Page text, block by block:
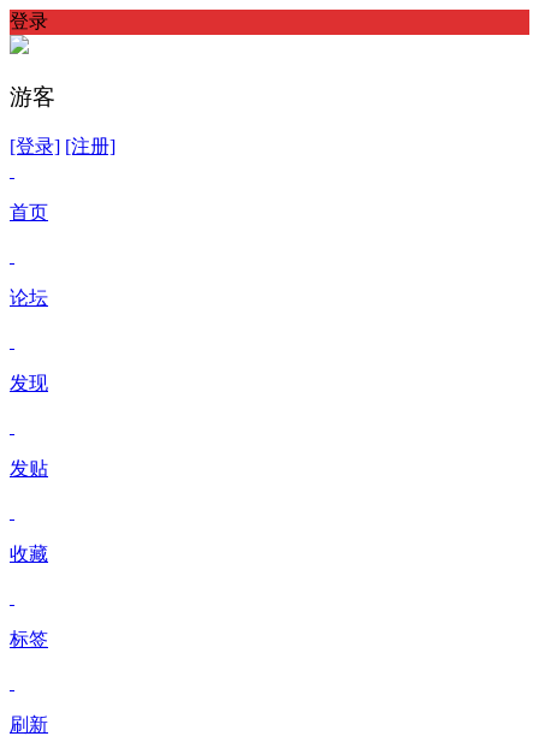
登录
游客
[登录] [注册]
首页
论坛
发现
发贴
收藏
标签
刷新